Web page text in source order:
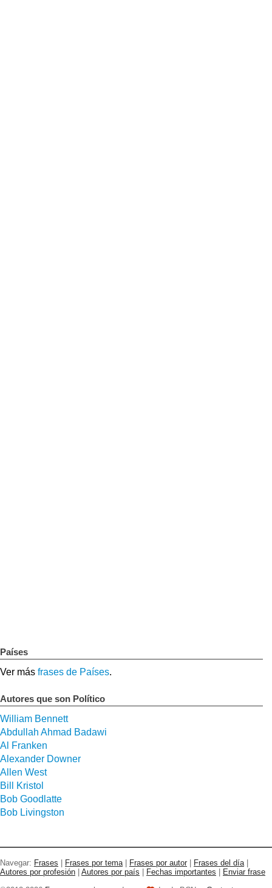
Países
Ver más frases de Países.
Autores que son Político
William Bennett
Abdullah Ahmad Badawi
Al Franken
Alexander Downer
Allen West
Bill Kristol
Bob Goodlatte
Bob Livingston
Navegar: Frases Frases por tema| Frases por autor Frases del día|
Autores por profesión
Autores por país Fechas importantes
Enviar frase